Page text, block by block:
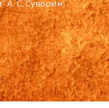
А. С. Суворин